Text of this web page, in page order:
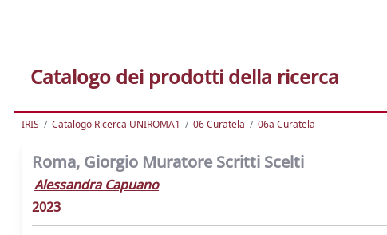
Catalogo dei prodotti della ricerca
IRIS Catalogo Ricerca UNIROMA1 06 Curatela 06a Curatela
Roma, Giorgio Muratore Scritti Scelti
Alessandra Capuano
2023